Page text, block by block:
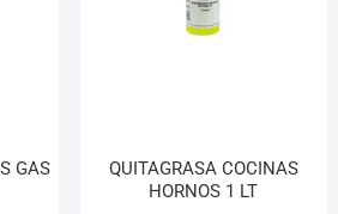
GAS
QUITAGRASA COCINAS
HORNOS 1 LT